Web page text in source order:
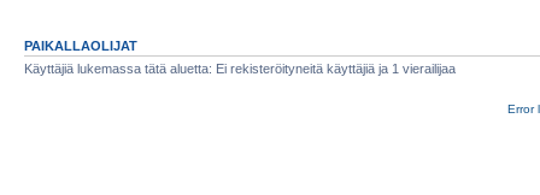
PAIKALLAOLIJAT
Käyttäjiä lukemassa tätä aluetta: Ei rekisteröityneitä käyttäjiä ja 1 vierailijaa
Error